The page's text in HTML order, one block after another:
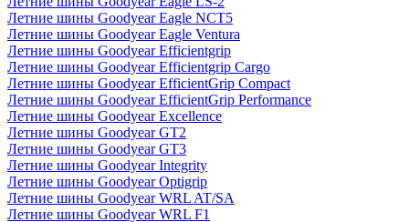
Летние шины Goodyear Eagle NCT5
Летние шины Goodyear Eagle Ventura
Летние шины Goodyear Efficientgrip
Летние шины Goodyear Efficientgrip Cargo
Летние шины Goodyear EfficientGrip Compact
Летние шины Goodyear EfficientGrip Performance
Летние шины Goodyear Excellence
Летние шины Goodyear GT2
Летние шины Goodyear GT3
Летние шины Goodyear Integrity
Летние шины Goodyear Optigrip
Летние шины Goodyear WRL AT/SA
Летние шины Goodyear WRL F1